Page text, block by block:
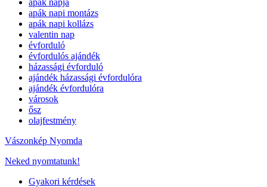
apák napja
apák napi montázs
apák napi kollázs
valentin nap
évforduló
évfordulós ajándék
házassági évforduló
ajándék házassági évfordulóra
ajándék évfordulóra
városok
ősz
olajfestmény
Vászonkép Nyomda
Neked nyomtatunk!
Gyakori kérdések